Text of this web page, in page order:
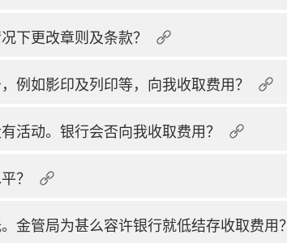
下更改章则及条款？
例如影印及列印等，向我收取费用？
活动。银行会否向我收取费用？
？
金管局为甚么容许银行就低结存收取费用？